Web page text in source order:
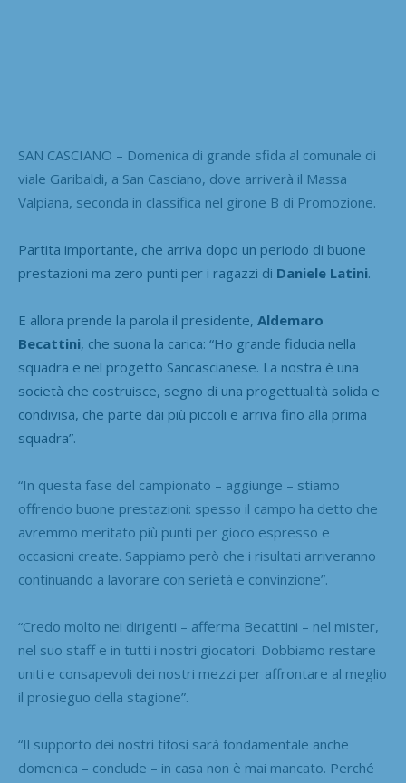
SAN CASCIANO – Domenica di grande sfida al comunale di
viale Garibaldi, a San Casciano, dove arriverà il Massa
Valpiana, seconda in classifica nel girone B di Promozione.
Partita importante, che arriva dopo un periodo di buone
prestazioni ma zero punti per i ragazzi di Daniele Latini.
E allora prende la parola il presidente, Aldemaro
Becattini, che suona la carica: “Ho grande fiducia nella
squadra e nel progetto Sancascianese. La nostra è una
società che costruisce, segno di una progettualità solida e
condivisa, che parte dai più piccoli e arriva fino alla prima
squadra”.
“In questa fase del campionato – aggiunge – stiamo
offrendo buone prestazioni: spesso il campo ha detto che
avremmo meritato più punti per gioco espresso e
occasioni create. Sappiamo però che i risultati arriveranno
continuando a lavorare con serietà e convinzione”.
“Credo molto nei dirigenti – afferma Becattini – nel mister,
nel suo staff e in tutti i nostri giocatori. Dobbiamo restare
uniti e consapevoli dei nostri mezzi per affrontare al meglio
il prosieguo della stagione”.
“Il supporto dei nostri tifosi sarà fondamentale anche
domenica – conclude – in casa non è mai mancato. Perché